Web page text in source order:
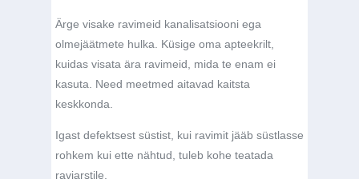
Ärge visake ravimeid kanalisatsiooni ega
olmejäätmete hulka. Küsige oma apteekrilt,
kuidas visata ära ravimeid, mida te enam ei
kasuta. Need meetmed aitavad kaitsta
keskkonda.
Igast defektsest süstist, kui ravimit jääb süstlasse
rohkem kui ette nähtud, tuleb kohe teatada
raviarstile.